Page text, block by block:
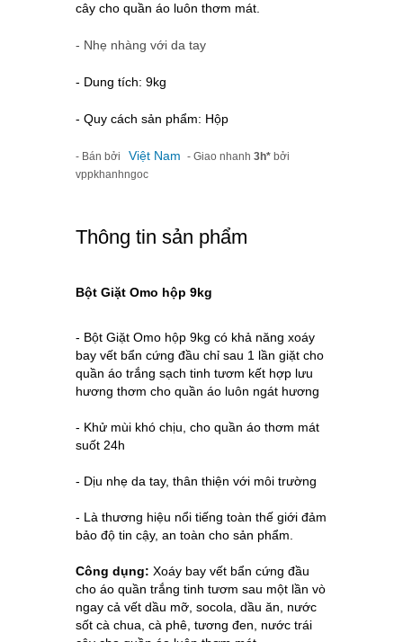
cây cho quần áo luôn thơm mát.
- Nhẹ nhàng với da tay
- Dung tích: 9kg
- Quy cách sản phẩm: Hộp
- Bán bởi Việt Nam - Giao nhanh 3h* bởi
vppkhanhngoc
Thông tin sản phẩm
Bột Giặt Omo hộp 9kg
- Bột Giặt Omo hộp 9kg có khả năng xoáy
bay vết bẩn cứng đầu chỉ sau 1 lần giặt cho
quần áo trắng sạch tinh tươm kết hợp lưu
hương thơm cho quần áo luôn ngát hương
- Khử mùi khó chịu, cho quần áo thơm mát
suốt 24h
- Dịu nhẹ da tay, thân thiện với môi trường
- Là thương hiệu nổi tiếng toàn thế giới đảm
bảo độ tin cậy, an toàn cho sản phẩm.
Công dụng: Xoáy bay vết bẩn cứng đầu
cho áo quần trắng tinh tươm sau một lần vò
ngay cả vết dầu mỡ, socola, dầu ăn, nước
sốt cà chua, cà phê, tương đen, nước trái